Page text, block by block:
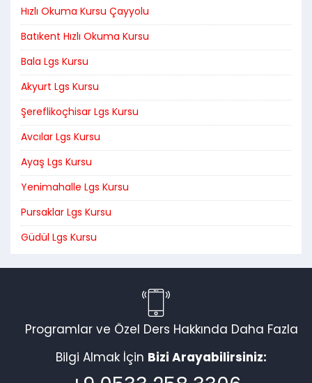
Hızlı Okuma Kursu Çayyolu
Batıkent Hızlı Okuma Kursu
Bala Lgs Kursu
Akyurt Lgs Kursu
Şereflikoçhisar Lgs Kursu
Avcılar Lgs Kursu
Ayaş Lgs Kursu
Yenimahalle Lgs Kursu
Pursaklar Lgs Kursu
Güdül Lgs Kursu
Programlar ve Özel Ders Hakkında Daha Fazla
Bilgi Almak İçin Bizi Arayabilirsiniz: